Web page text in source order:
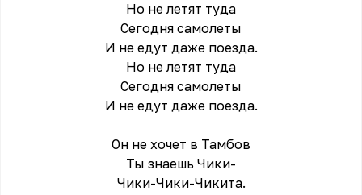
Но не летят туда
Сегодня самолеты
И не едут даже поезда.
Но не летят туда
Сегодня самолеты
И не едут даже поезда.
Он не хочет в Тамбов
Ты знаешь Чики-
Чики-Чики-Чикита.